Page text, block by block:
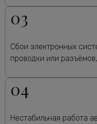
03
Сбои электронных
проводки или
04
Нестабильная работа